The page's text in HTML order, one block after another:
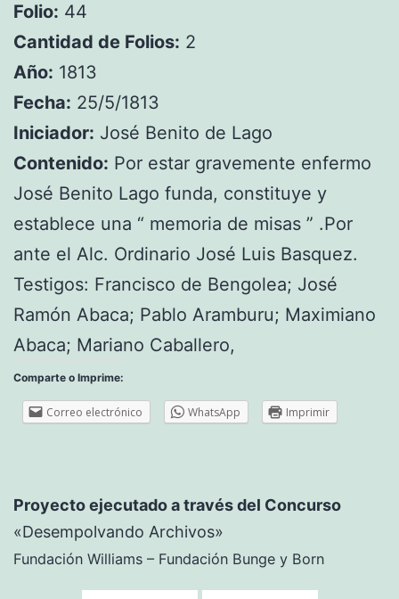
Folio: 44
Cantidad de Folios: 2
Año: 1813
Fecha: 25/5/1813
Iniciador: José Benito de Lago
Contenido: Por estar gravemente enfermo
José Benito Lago funda, constituye y
establece una “ memoria de misas ” .Por
ante el Alc. Ordinario José Luis Basquez.
Testigos: Francisco de Bengolea; José
Ramón Abaca; Pablo Aramburu; Maximiano
Abaca; Mariano Caballero,
Comparte o Imprime:
Correo electrónico WhatsApp Imprimir
Proyecto ejecutado a través del Concurso
«Desempolvando Archivos»
Fundación Williams – Fundación Bunge y Born